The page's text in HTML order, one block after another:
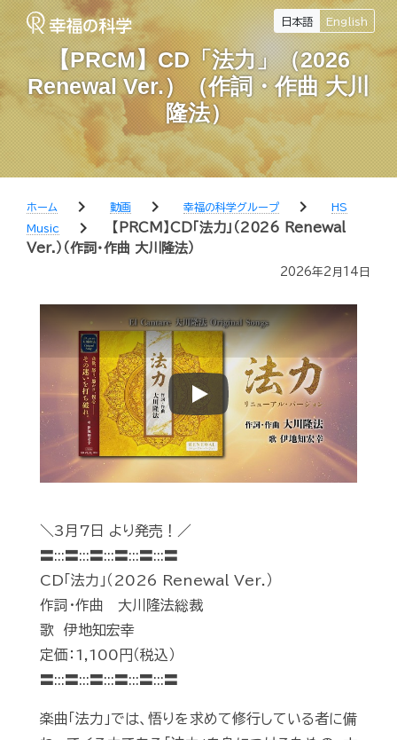
日本語 English
【PRCM】CD「法力」（2026
Renewal Ver.）（作詞・作曲 大川
隆法）
ホーム chevron_right 動画 chevron_right 幸福の科学グループ chevron_right
HS
Music
chevron_right
【PRCM】CD「法力」（2026 Renewal
Ver.）（作詞・作曲 大川隆法）
2026年2月14日
Play
＼3月7日 より発売！／
〓:::〓:::〓:::〓:::〓:::〓
CD「法力」（2026 Renewal Ver.）
作詞・作曲 大川隆法総裁
歌 伊地知宏幸
定価：1,100円（税込）
〓:::〓:::〓:::〓:::〓:::〓
楽曲「法力」では、悟りを求めて修行している者に備